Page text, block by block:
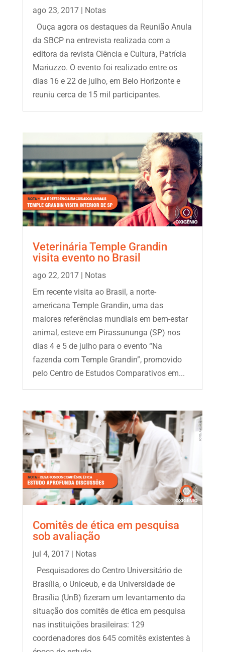
ago 23, 2017|
Notas
Ouça agora os destaques da Reunião Anula
da SBCP na entrevista realizada com a
editora da revista Ciência e Cultura, Patrícia
Mariuzzo. O evento foi realizado entre os
dias 16 e 22 de julho, em Belo Horizonte e
reuniu cerca de 15 mil participantes.
Veterinária Temple Grandin
visita evento no Brasil
ago 22, 2017|
Notas
Em recente visita ao Brasil, a norte-
americana Temple Grandin, uma das
maiores referências mundiais em bem-estar
animal, esteve em Pirassununga (SP) nos
dias 4 e 5 de julho para o evento “Na
fazenda com Temple Grandin”, promovido
pelo Centro de Estudos Comparativos em...
Comitês de ética em pesquisa
sob avaliação
jul 4, 2017| Notas
Pesquisadores do Centro Universitário de
Brasília, o Uniceub, e da Universidade de
Brasília (UnB) fizeram um levantamento da
situação dos comitês de ética em pesquisa
nas instituições brasileiras: 129
coordenadores dos 645 comitês existentes à